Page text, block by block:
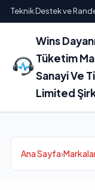
Teknik Destek ve
Wins
Tüketim
Sanayi Ve
Limited
Ana Sayfa›